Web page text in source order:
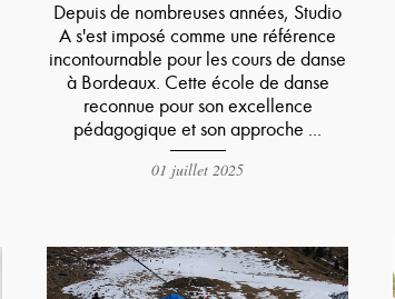
Depuis de nombreuses années, Studio
A s'est imposé comme une référence
incontournable pour les cours de danse
à Bordeaux. Cette école de danse
reconnue pour son excellence
pédagogique et son approche ...
01 juillet 2025